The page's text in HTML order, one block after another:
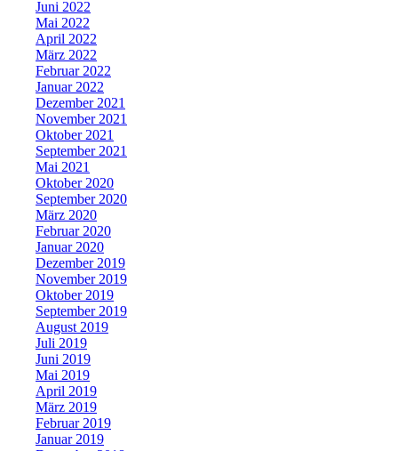
Juni 2022
Mai 2022
April 2022
März 2022
Februar 2022
Januar 2022
Dezember 2021
November 2021
Oktober 2021
September 2021
Mai 2021
Oktober 2020
September 2020
März 2020
Februar 2020
Januar 2020
Dezember 2019
November 2019
Oktober 2019
September 2019
August 2019
Juli 2019
Juni 2019
Mai 2019
April 2019
März 2019
Februar 2019
Januar 2019